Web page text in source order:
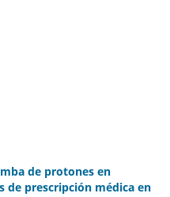
de protones en
prescripción médica en